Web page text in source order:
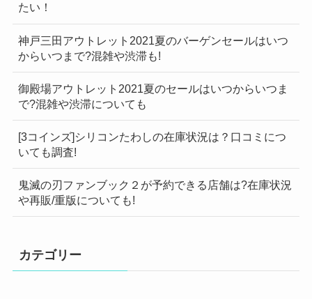
たい！
神戸三田アウトレット2021夏のバーゲンセールはいつ
からいつまで?混雑や渋滞も!
御殿場アウトレット2021夏のセールはいつからいつま
で?混雑や渋滞についても
[3コインズ]シリコンたわしの在庫状況は？口コミにつ
いても調査!
鬼滅の刃ファンブック２が予約できる店舗は?在庫状況
や再販/重版についても!
カテゴリー